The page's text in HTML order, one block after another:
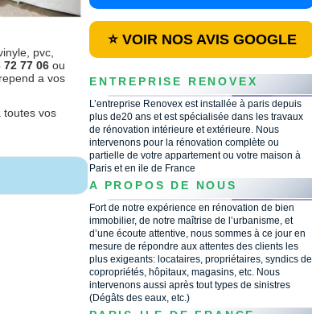
pvc,
72 77 06 ou
a vos
toutes vos
⭐ VOIR NOS AVIS GOOGLE
ENTREPRISE RENOVEX
L’entreprise Renovex est installée à paris depuis
plus de20 ans et est spécialisée dans les travaux
de rénovation intérieure et extérieure. Nous
intervenons pour la rénovation complète ou
partielle de votre appartement ou votre maison à
Paris et en ile de France
A PROPOS DE NOUS
Fort de notre expérience en rénovation de bien
immobilier, de notre maîtrise de l’urbanisme, et
d’une écoute attentive, nous sommes à ce jour en
mesure de répondre aux attentes des clients les
plus exigeants: locataires, propriétaires, syndics de
copropriétés, hôpitaux, magasins, etc. Nous
intervenons aussi après tout types de sinistres
(Dégâts des eaux, etc.)